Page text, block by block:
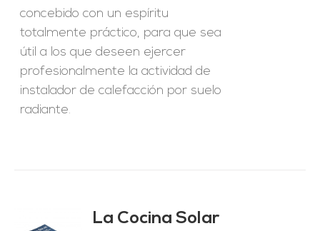
concebido con un espíritu
totalmente práctico, para que sea
útil a los que deseen ejercer
profesionalmente la actividad de
instalador de calefacción por suelo
radiante.
La Cocina Solar